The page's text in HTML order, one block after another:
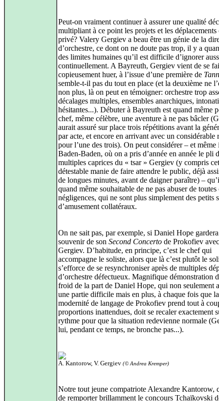
Peut-on vraiment continuer à assurer une qualité
multipliant à ce point les projets et les déplacements
privé? Valery Gergiev a beau être un génie de la
d’orchestre, ce dont on ne doute pas trop, il y a
des limites humaines qu’il est difficile d’ignorer
continuellement. A Bayreuth, Gergiev vient de se
copieusement huer, à l’issue d’une première de
semble-t-il pas du tout en place (et la deuxième ne
non plus, là on peut en témoigner: orchestre trop
décalages multiples, ensembles anarchiques,
hésitantes...). Débuter à Bayreuth est quand même
chef, même célèbre, une aventure à ne pas bâcler
aurait assuré sur place trois répétitions avant la
par acte, et encore en arrivant avec un considérable
pour l’une des trois). On peut considérer – et même
Baden-Baden, où on a pris d’année en année le pli
multiples caprices du « tsar » Gergiev (y compris
détestable manie de faire attendre le public, déjà
de longues minutes, avant de daigner paraître) –
quand même souhaitable de ne pas abuser de toutes
négligences, qui ne sont plus simplement des petits
d’amusement collatéraux.
On ne sait pas, par exemple, si Daniel Hope
souvenir de son Second Concerto de Prokofiev
Gergiev. D’habitude, en principe, c’est le chef qui
accompagne le soliste, alors que là c’est plutôt le
s’efforce de se resynchroniser après de multiples
d’orchestre défectueux. Magnifique démonstration
froid de la part de Daniel Hope, qui non seulement
une partie difficile mais en plus, à chaque fois que la
modernité de langage de Prokofiev prend tout à
proportions inattendues, doit se recaler exactement
rythme pour que la situation redevienne normale
lui, pendant ce temps, ne bronche pas...).
A. Kantorow, V. Gergiev (© Andrea Kremper)
Notre tout jeune compatriote Alexandre Kantorow,
de remporter brillamment le concours Tchaïkovski